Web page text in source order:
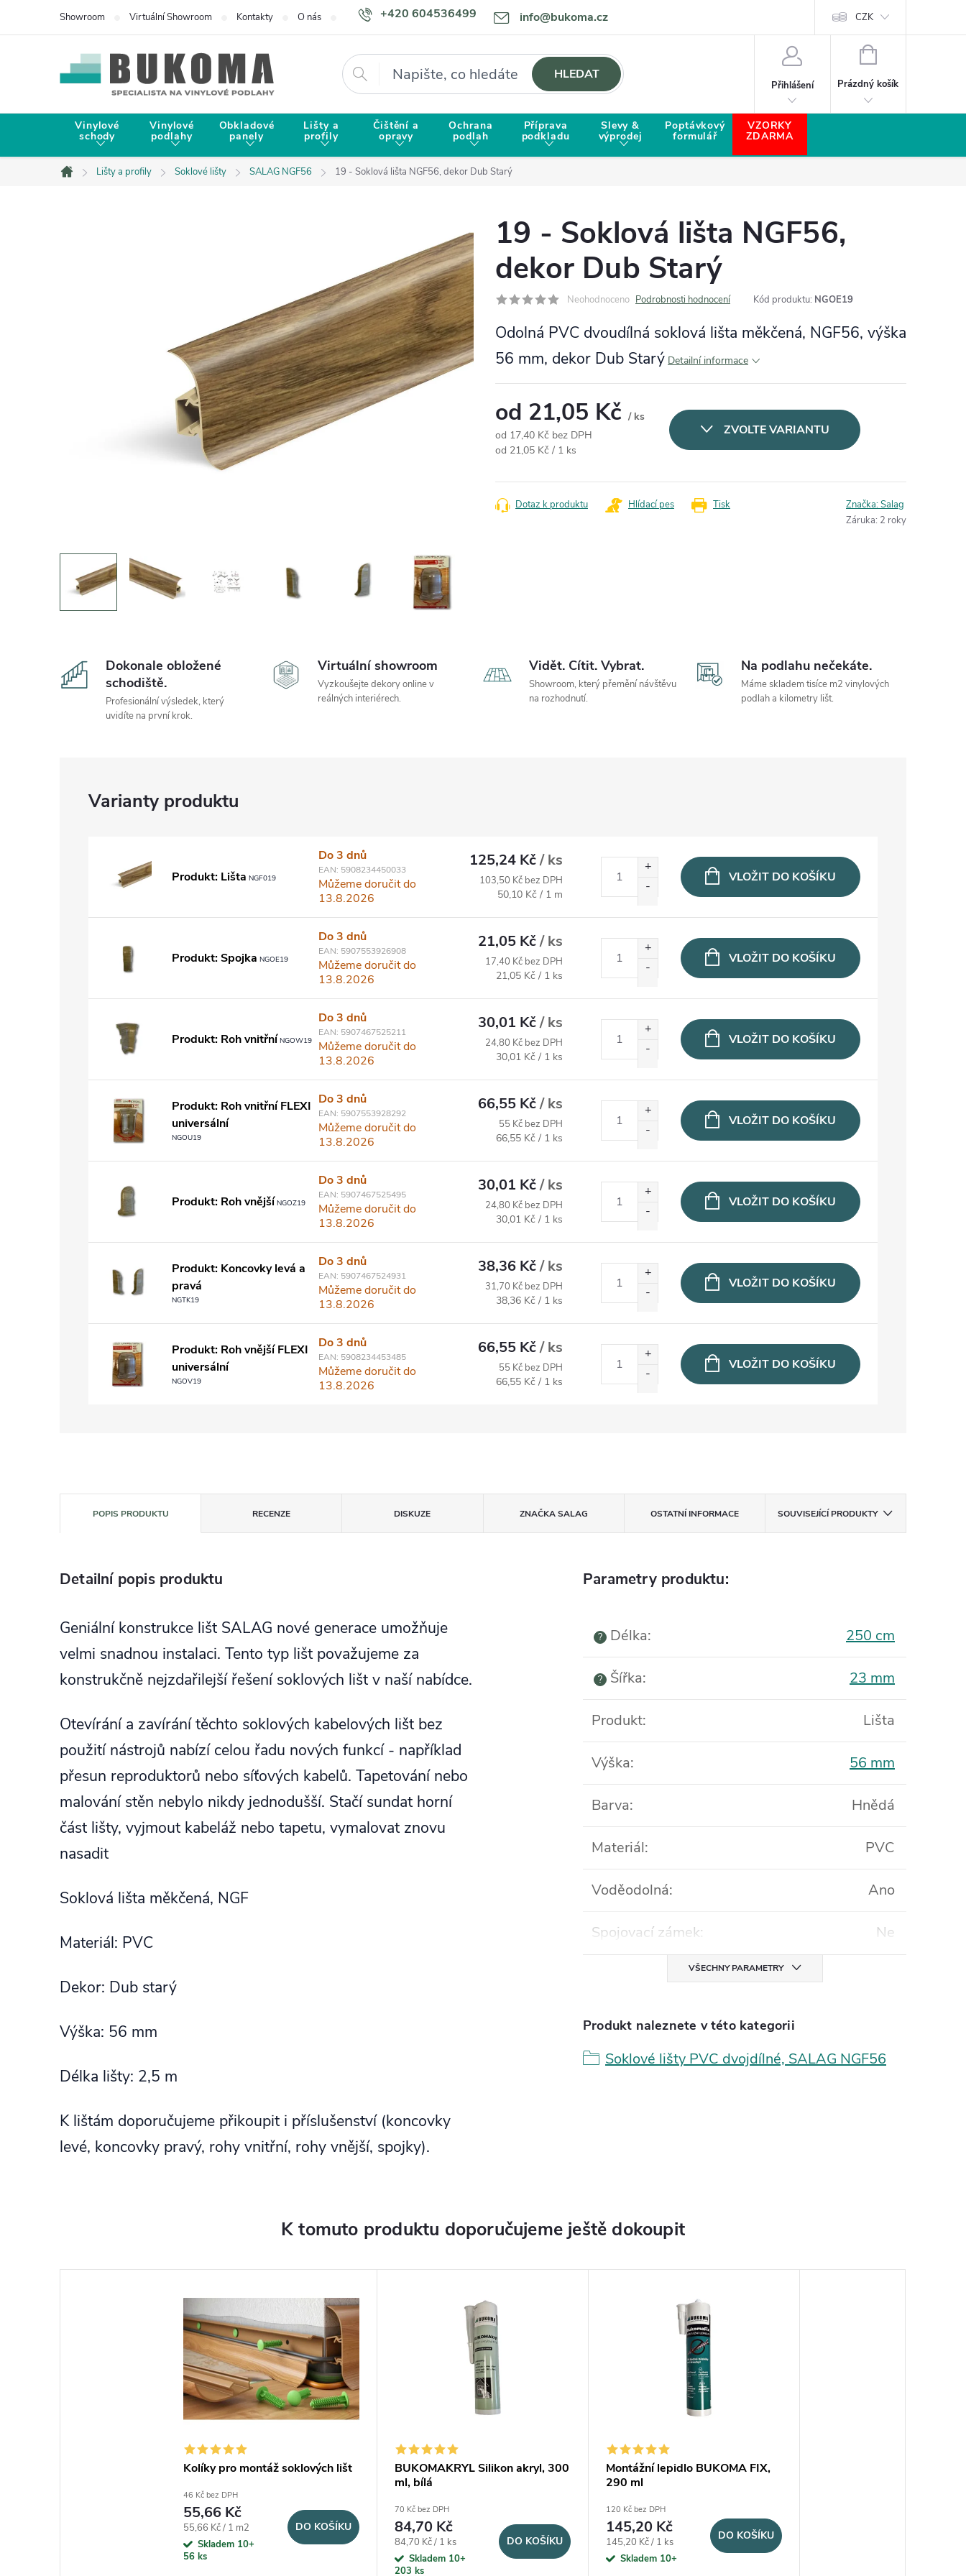
+420 604536499 info@bukoma.cz
Showroom Virtuální Showroom Kontakty O nás Doprava a platba Proč zvolit BUKOMU? CZK
Hledat HLEDAT
Přihlášení
NÁKUPNÍ KOŠÍK
Prázdný košík
Vinylové
schody
Vinylové
podlahy
Obkladové
panely
Lišty a
profily
Čištění a
opravy
Ochrana
podlah
Příprava
podkladu
Slevy &
výprodej
Poptávkový
formulář
VZORKY
ZDARMA
Domů
Lišty a profily Soklové lišty SALAG NGF56 19 - Soklová lišta NGF56, dekor Dub Starý
19 - Soklová lišta NGF56,
dekor Dub Starý
Neohodnoceno Podrobnosti hodnocení Kód produktu: NGOE19
Odolná PVC dvoudílná soklová lišta měkčená, NGF56, výška
56 mm, dekor Dub Starý Detailní informace
od 21,05 Kč / ks
od 17,40 Kč bez DPH
Měrná cena:
od 21,05 Kč / 1 ks
ZVOLTE VARIANTU
Tisk
Dotaz k produktu Hlídací pes Značka:Salag
Záruka: 2 roky
Dokonale obložené
schodiště.
Profesionální výsledek, který
uvidíte na první krok.
Virtuální showroom
Vyzkoušejte dekory online v
reálných interiérech.
Vidět. Cítit. Vybrat.
Showroom, který přemění návštěvu
na rozhodnutí.
Na podlahu nečekáte.
Máme skladem tisíce m2 vinylových
podlah a kilometry lišt.
Produkt: Lišta NGF019
Do 3 dnů
EAN: 5908234450033
Můžeme doručit do
13.8.2026
125,24 Kč/ ks
103,50 Kč bez DPH
Měrná cena:
50,10 Kč / 1 m
VLOŽIT DO KOŠÍKU
Produkt: Spojka NGOE19
Do 3 dnů
EAN: 5907553926908
Můžeme doručit do
13.8.2026
21,05 Kč/ ks
17,40 Kč bez DPH
Měrná cena:
21,05 Kč / 1 ks
VLOŽIT DO KOŠÍKU
Produkt: Roh vnitřní NGOW19
Do 3 dnů
EAN: 5907467525211
Můžeme doručit do
13.8.2026
30,01 Kč/ ks
24,80 Kč bez DPH
Měrná cena:
30,01 Kč / 1 ks
VLOŽIT DO KOŠÍKU
Produkt: Roh vnitřní FLEXI
universální
NGOU19
Do 3 dnů
EAN: 5907553928292
Můžeme doručit do
13.8.2026
66,55 Kč/ ks
55 Kč bez DPH
Měrná cena:
66,55 Kč / 1 ks
VLOŽIT DO KOŠÍKU
Produkt: Roh vnější NGOZ19
Do 3 dnů
EAN: 5907467525495
Můžeme doručit do
13.8.2026
30,01 Kč/ ks
24,80 Kč bez DPH
Měrná cena:
30,01 Kč / 1 ks
VLOŽIT DO KOŠÍKU
Produkt: Koncovky levá a
pravá
NGTK19
Do 3 dnů
EAN: 5907467524931
Můžeme doručit do
13.8.2026
38,36 Kč/ ks
31,70 Kč bez DPH
Měrná cena:
38,36 Kč / 1 ks
VLOŽIT DO KOŠÍKU
Produkt: Roh vnější FLEXI
universální
NGOV19
Do 3 dnů
EAN: 5908234453485
Můžeme doručit do
13.8.2026
66,55 Kč/ ks
55 Kč bez DPH
Měrná cena:
66,55 Kč / 1 ks
VLOŽIT DO KOŠÍKU
POPIS PRODUKTU RECENZE DISKUZE ZNAČKASALAG OSTATNÍ INFORMACE SOUVISEJÍCÍ PRODUKTY
Detailní popis produktu
Geniální konstrukce lišt SALAG nové generace umožňuje
velmi snadnou instalaci. Tento typ lišt považujeme za
konstrukčně nejzdařilejší řešení soklových lišt v naší nabídce.
Otevírání a zavírání těchto soklových kabelových lišt bez
použití nástrojů nabízí celou řadu nových funkcí - například
přesun reproduktorů nebo síťových kabelů. Tapetování nebo
malování stěn nebylo nikdy jednodušší. Stačí sundat horní
část lišty, vyjmout kabeláž nebo tapetu, vymalovat znovu
nasadit
Soklová lišta měkčená, NGF
Materiál: PVC
Dekor: Dub starý
Výška: 56 mm
Délka lišty: 2,5 m
K lištám doporučujeme přikoupit i příslušenství (koncovky
levé, koncovky pravý, rohy vnitřní, rohy vnější, spojky).
Parametry produktu:
? Délka: 250 cm
? Šířka: 23 mm
Produkt: Lišta
Výška: 56 mm
Barva: Hnědá
Materiál: PVC
Voděodolná: Ano
Spojovací zámek: Ne
VŠECHNY PARAMETRY
Produkt naleznete v této kategorii
Soklové lišty PVC dvojdílné, SALAG NGF56
K tomuto produktu doporučujeme ještě dokoupit
Kolíky pro montáž soklových lišt
46 Kč bez DPH
55,66 Kč
Měrná cena:
55,66 Kč / 1 m2
Skladem 10+
56 ks
DO KOŠÍKU
BUKOMAKRYL Silikon akryl, 300
ml, bílá
70 Kč bez DPH
84,70 Kč
Měrná cena:
84,70 Kč / 1 ks
Skladem 10+
203 ks
DO KOŠÍKU
Montážní lepidlo BUKOMA FIX,
290 ml
120 Kč bez DPH
145,20 Kč
Měrná cena:
145,20 Kč / 1 ks
Skladem 10+
DO KOŠÍKU